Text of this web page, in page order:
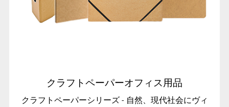
クラフトペーパーオフィス用品
クラフトペーパーシリーズ - 自然、現代社会にヴィ